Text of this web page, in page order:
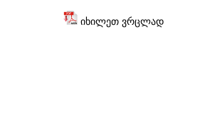
იხილეთ ვრცლად